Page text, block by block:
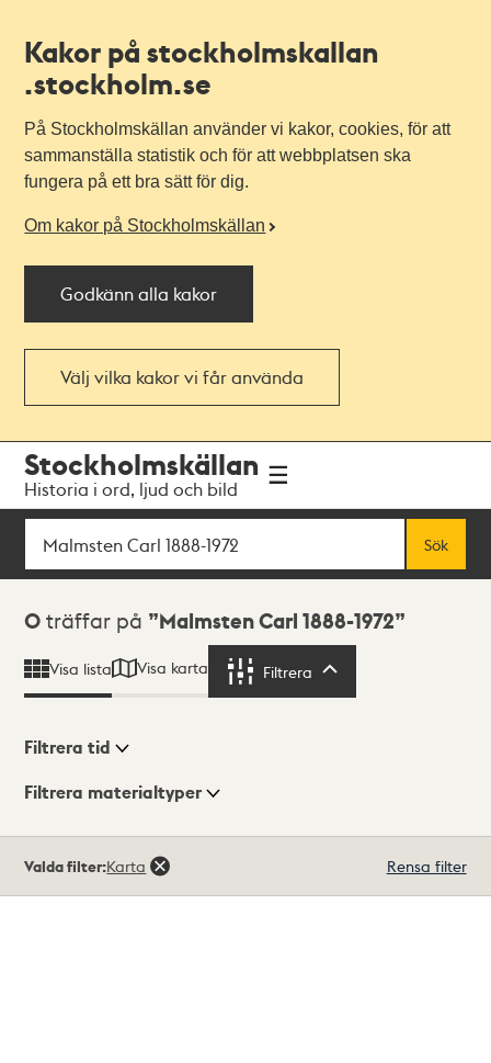
Kakor på stockholmskallan
.stockholm.se
På Stockholmskällan använder vi kakor, cookies, för att
sammanställa statistik och för att webbplatsen ska
fungera på ett bra sätt för dig.
Om kakor på Stockholmskällan
Godkänn alla kakor
Välj vilka kakor vi får använda
navigationen
huvudinnehållet
Stockholmskällan
Historia i ord, ljud och bild
Sök
Sök
Sökresultat
0 träffar på Malmsten Carl 1888-1972
Visa lista Visa karta Filtrera
Visningsläge
Filtrera tid
Filtrera materialtyper
träffar
Valda filter:Karta Rensa filter